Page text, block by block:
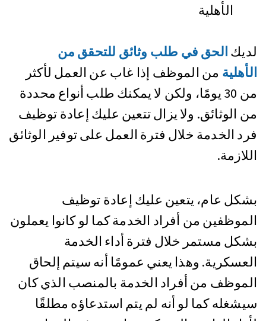
الأهلية
لديك الحق في طلب وثائق للتحقق من
الأهلية من الموظف إذا غاب عن العمل لأكثر
من 30 يومًا، ولكن لا يمكنك طلب أنواع محددة
من الوثائق. ولا يزال تتعين عليك إعادة توظيف
فرد الخدمة خلال فترة العمل على توفير الوثائق
اللازمة.
بشكل عام، يتعين عليك إعادة توظيف
الموظفين من أفراد الخدمة كما لو كانوا يعملون
بشكل مستمر خلال فترة أداء الخدمة
العسكرية. وهذا يعني عمومًا أنه سيتم إلحاق
الموظف من أفراد الخدمة بالمنصب الذي كان
سيشغله كما لو أنه لم يتم استدعاؤه مطلقًا